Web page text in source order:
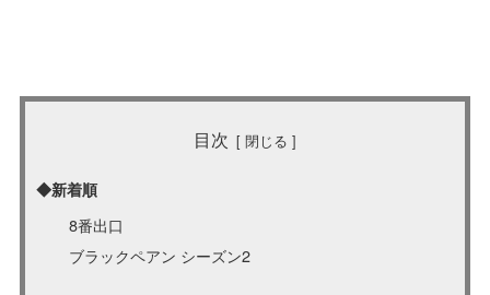
目次
◆新着順
8番出口
ブラックペアン シーズン2